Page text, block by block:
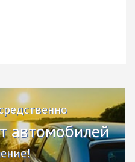
автомобилей